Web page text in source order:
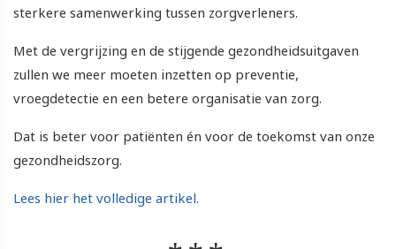
sterkere samenwerking tussen zorgverleners.
Met de vergrijzing en de stijgende gezondheidsuitgaven
zullen we meer moeten inzetten op preventie,
vroegdetectie en een betere organisatie van zorg.
Dat is beter voor patiënten én voor de toekomst van onze
gezondheidszorg.
Lees hier het volledige artikel.